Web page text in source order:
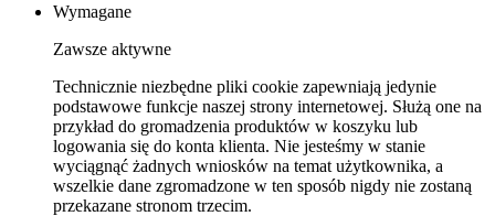
Wymagane
Zawsze aktywne
Technicznie niezbędne pliki cookie zapewniają jedynie
podstawowe funkcje naszej strony internetowej. Służą one na
przykład do gromadzenia produktów w koszyku lub
logowania się do konta klienta. Nie jesteśmy w stanie
wyciągnąć żadnych wniosków na temat użytkownika, a
wszelkie dane zgromadzone w ten sposób nigdy nie zostaną
przekazane stronom trzecim.